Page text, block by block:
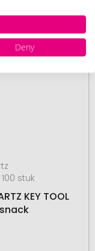
stuk
KEY TOOL
snack
Deny